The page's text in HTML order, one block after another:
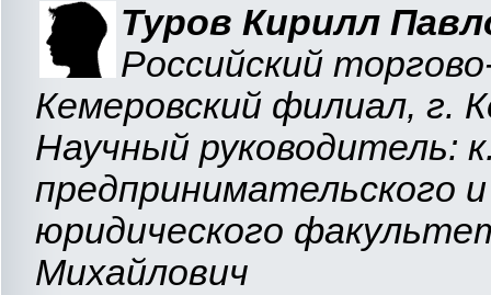
Туров Кирилл
Российский
Кемеровский филиал, г.
Научный руководитель:
предпринимательского
юридического
Михайлович